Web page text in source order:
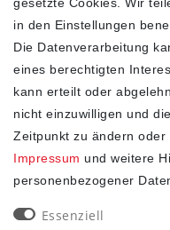
Impressum
Daten­schutz­erklärung
AGB
Widerrufs­recht
Kontakt
Vertrag widerrufen
STAY CONNECTED
in den Einstellungen
Die Datenverarbeitung
eines berechtigten
kann erteilt oder
nicht einzuwilligen und
Zeitpunkt zu ändern
Impressum und weitere
personenbezogener
Essenziell